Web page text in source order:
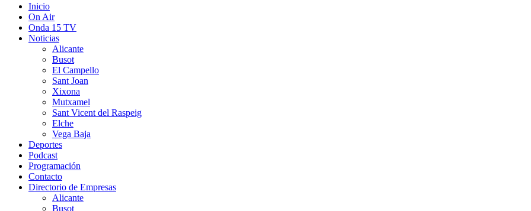
Inicio
On Air
Onda 15 TV
Noticias
Alicante
Busot
El Campello
Sant Joan
Xixona
Mutxamel
Sant Vicent del Raspeig
Elche
Vega Baja
Deportes
Podcast
Programación
Contacto
Directorio de Empresas
Alicante
Busot